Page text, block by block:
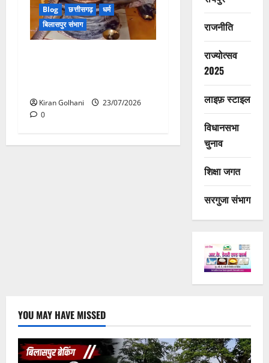
Blog छत्तीसगढ़
धर्म
बिलासपुर संभाग
Kiran Golhani
23/07/2026
0
राजनीति
राज्योत्सव
2025
लाइफ़ स्टाइल
विधानसभा
चुनाव
शिक्षा जगत
सरगुजा संभाग
YOU MAY HAVE MISSED